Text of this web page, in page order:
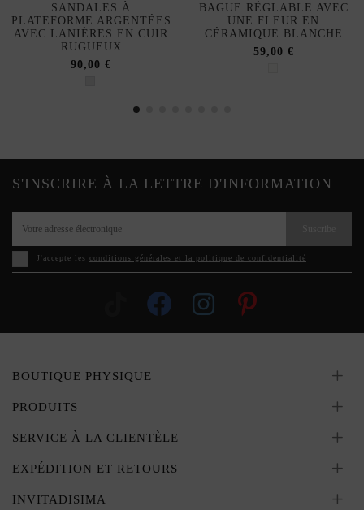
SANDALES À
PLATEFORME ARGENTÉES
AVEC LANIÈRES EN CUIR
RUGUEUX
90,00 €
BAGUE RÉGLABLE AVEC
UNE FLEUR EN
CÉRAMIQUE BLANCHE
59,00 €
S'INSCRIRE À LA LETTRE D'INFORMATION
J'accepte les conditions générales et la politique de confidentialité
BOUTIQUE PHYSIQUE
PRODUITS
SERVICE À LA CLIENTÈLE
EXPÉDITION ET RETOURS
INVITADISIMA